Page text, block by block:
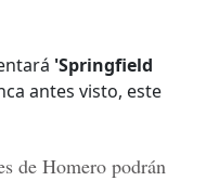
'Springfield
antes visto, este
de Homero podrán